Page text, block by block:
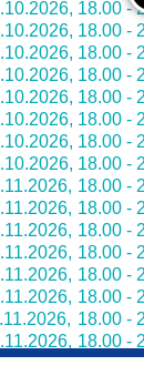
18.00 -
18.00 -
18.00 -
18.00 -
18.00 -
18.00 -
18.00 -
18.00 -
18.00 -
18.00 -
18.00 -
18.00 -
18.00 -
18.00 -
18.00 -
18.00 -
18.00 -